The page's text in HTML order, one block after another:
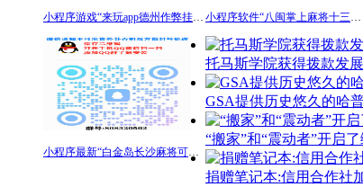
小程序游戏“来玩app德州作弊挂”真其实确实有挂安装 小程序软件“八闽掌上麻将十三水开挂下载”详细分享装挂步骤
小程序最新“白金岛长沙麻将可以开挂吗”开挂软件+详细开挂赢
托马斯学院获得拨款发
GSA提供历史悠久的哈
“搬家”和“震动者”开启
捐赠笔记本:信用合作社